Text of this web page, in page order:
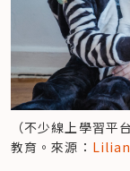
（不少線上學習
教育。來源：